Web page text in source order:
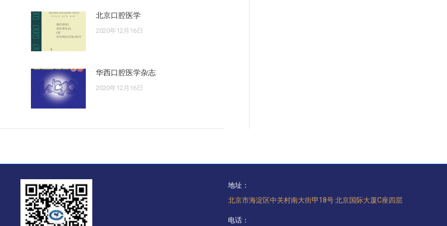
北京口腔医学
2020年12月16日
华西口腔医学杂志
2020年12月16日
地址：
北京市海淀区中关村南大街甲18号 北京国际大厦C座四层
电话：